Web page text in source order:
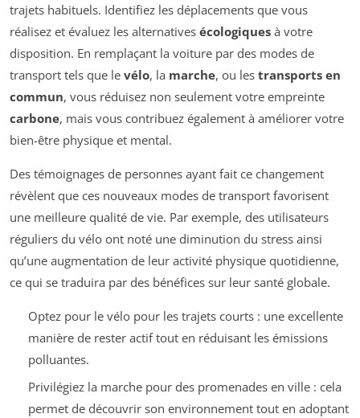
trajets habituels. Identifiez les déplacements que vous
réalisez et évaluez les alternatives écologiques à votre
disposition. En remplaçant la voiture par des modes de
transport tels que le vélo, la marche, ou les transports en
commun, vous réduisez non seulement votre empreinte
carbone, mais vous contribuez également à améliorer votre
bien-être physique et mental.
Des témoignages de personnes ayant fait ce changement
révèlent que ces nouveaux modes de transport favorisent
une meilleure qualité de vie. Par exemple, des utilisateurs
réguliers du vélo ont noté une diminution du stress ainsi
qu’une augmentation de leur activité physique quotidienne,
ce qui se traduira par des bénéfices sur leur santé globale.
Optez pour le vélo pour les trajets courts : une excellente
manière de rester actif tout en réduisant les émissions
polluantes.
Privilégiez la marche pour des promenades en ville : cela
permet de découvrir son environnement tout en adoptant